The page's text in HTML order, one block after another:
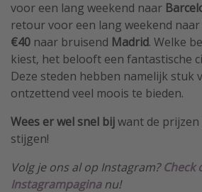
voor een lang weekend naar
retour voor een lang weekend naar
€40 naar bruisend Madrid. Welke
kiest, het belooft een fantastische
Deze steden hebben namelijk stuk
ontzettend veel moois te bieden.
Wees er wel snel bijwant de
stijgen!
Volg je ons al op Instagram?Check
Instagrampaginanu!